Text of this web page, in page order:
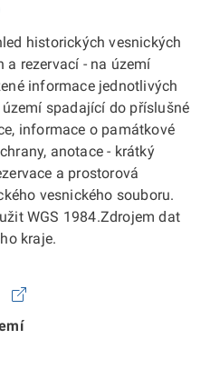
historických vesnických
a rezervací - na území
informace jednotlivých
spadající do příslušné
informace o památkové
anotace - krátký
a prostorová
vesnického souboru.
WGS 1984.Zdrojem dat
kraje.